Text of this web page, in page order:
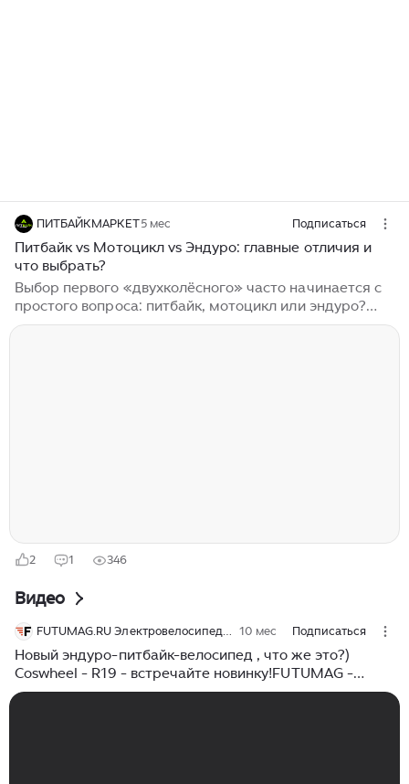
ПИТБАЙКМАРКЕТ5 мес Подписаться
Питбайк vs Мотоцикл vs Эндуро: главные отличия и
что выбрать?
Выбор первого «двухколёсного» часто начинается с
простого вопроса: питбайк, мотоцикл или эндуро?
Внешне они похожи, но по характеру — это три
2 1 346
Видео
FUTUMAG.RU Электровелосипеды, Электроскутеры, Электробайки 10 мес Подписаться
Новый эндуро-питбайк-велосипед , что же это?)
Coswheel - R19 - встречайте новинку!FUTUMAG -
официа